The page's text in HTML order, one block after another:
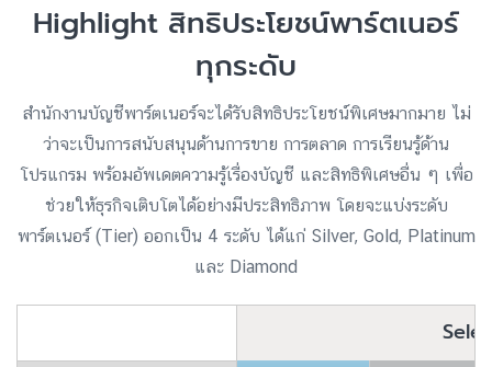
Highlight สิทธิประโยชน์พาร์ตเนอร์
ทุกระดับ
สำนักงานบัญชีพาร์ตเนอร์จะได้รับสิทธิประโยชน์พิเศษมากมาย ไม่
ว่าจะเป็นการสนับสนุนด้านการขาย การตลาด การเรียนรู้ด้าน
โปรแกรม พร้อมอัพเดตความรู้เรื่องบัญชี และสิทธิพิเศษอื่น ๆ เพื่อ
ช่วยให้ธุรกิจเติบโตได้อย่างมีประสิทธิภาพ โดยจะแบ่งระดับ
พาร์ตเนอร์ (Tier) ออกเป็น 4 ระดับ ได้แก่ Silver, Gold, Platinum
และ Diamond